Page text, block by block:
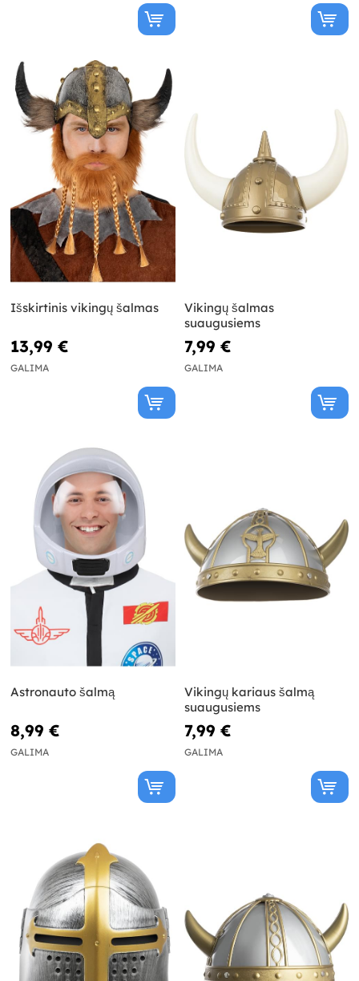
Išskirtinis vikingų šalmas
13,99 €
GALIMA
Vikingų šalmas
suaugusiems
7,99 €
GALIMA
Astronauto šalmą
8,99 €
GALIMA
Vikingų kariaus šalmą
suaugusiems
7,99 €
GALIMA